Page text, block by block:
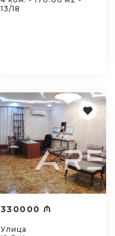
13/18
330000 ₼
Улица